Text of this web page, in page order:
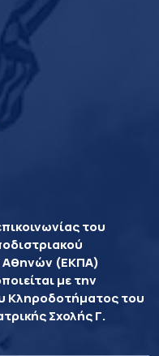
του
Αθηνών (ΕΚΠΑ)
με την
Κληροδοτήματος του
Σχολής Γ.